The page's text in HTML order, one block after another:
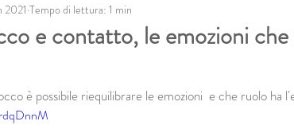
e contatto, le emozioni
2021 Tempo di lettura: 1 min
è possibile riequilibrare le emozioni  e che ruolo ha